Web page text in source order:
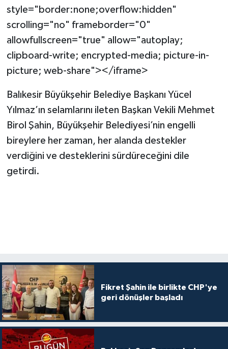
style="border:none;overflow:hidden"
scrolling="no" frameborder="0"
allowfullscreen="true" allow="autoplay;
clipboard-write; encrypted-media; picture-in-
picture; web-share"></iframe>
Balıkesir Büyükşehir Belediye Başkanı Yücel
Yılmaz’ın selamlarını ileten Başkan Vekili Mehmet
Birol Şahin, Büyükşehir Belediyesi’nin engelli
bireylere her zaman, her alanda destekler
verdiğini ve desteklerini sürdüreceğini dile
getirdi.
Fikret Şahin ile birlikte CHP'ye
geri dönüşler başladı